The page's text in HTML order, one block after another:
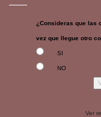
¿Consideras que las
vez que llegue otro
SI
NO
Ver